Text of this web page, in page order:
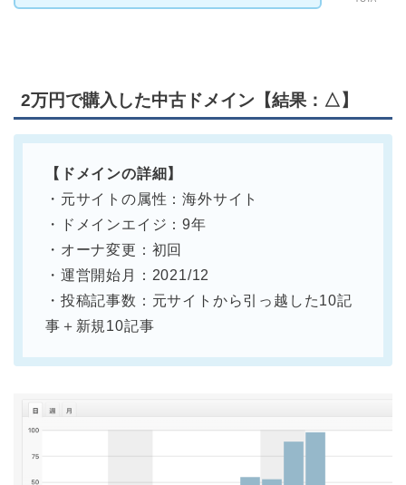
2万円で購入した中古ドメイン【結果：△】
【ドメインの詳細】
・元サイトの属性：海外サイト
・ドメインエイジ：9年
・オーナ変更：初回
・運営開始月：2021/12
・投稿記事数：元サイトから引っ越した10記
事＋新規10記事